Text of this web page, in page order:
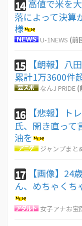
14 高値で米を
落によって決算
様
U-1NEWS (前
15
【朗報】
累計1万3600件
なんJ PRIDE (
16
【悲報】ト
氏、開き直って
油を
ジャンプまと
17
【画像】24
ん、めちゃくち
女子アナお宝